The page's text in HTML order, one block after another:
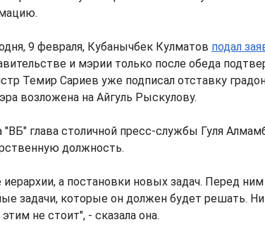
9 февраля, Кубанычбек Кулматов подал
и мэрии только после обеда
Темир Сариев уже подписал отставку
возложена на Айгуль Рыскулову.
"ВБ" глава столичной пресс-службы Гуля
должность.
иерархии, а постановки новых задач. Перед
задачи, которые он должен будет решать.
не стоит", - сказала она.